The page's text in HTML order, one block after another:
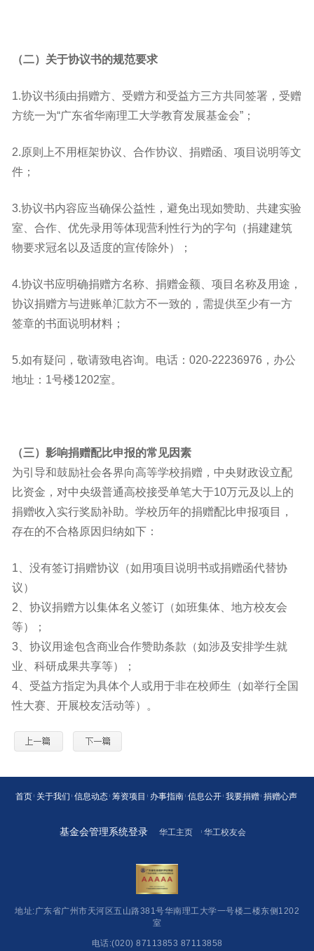
（二）关于协议书的规范要求
1.协议书须由捐赠方、受赠方和受益方三方共同签署， 受赠
方统一为“广东省华南理工大学教育发展基金会”；
2.原则上不用框架协议、合作协议、捐赠函、项目说明等文
件；
3.协议书内容应当确保公益性， 避免出现如赞助、共建实验
室、合作、优先录用等体现营利性行为的字句（捐建建筑
物要求冠名以及适度的宣传除外）；
4.协议书应明确捐赠方名称、捐赠金额、项目名称及用途，
协议捐赠方与进账单汇款方不一致的，需提供至少有一方
签章的书面说明材料；
5.如有疑问，敬请致电咨询。电话：020-22236976，办公
地址：1号楼1202室。
（三）影响捐赠配比申报的常见因素
为引导和鼓励社会各界向高等学校捐赠，中央财政设立配
比资金，对中央级普通高校接受单笔大于10万元及以上的
捐赠收入实行奖励补助。学校历年的捐赠配比申报项目，
存在的不合格原因归纳如下：
1、 没有签订捐赠协议 （如用项目说明书或捐赠函代替协
议）
2、 协议捐赠方以集体名义签订（如班集体、地方校友会
等）；
3、 协议用途包含商业合作赞助条款 （如涉及安排学生就
业、科研成果共享等）；
4、 受益方指定为具体个人或用于非在校师生 （如举行全国
性大赛、开展校友活动等）。
首页 关于我们 信息动态 筹资项目 办事指南 信息公开 我要捐赠 捐赠心声
基金会管理系统登录 华工主页 华工校友会
地址:广东省广州市天河区五山路381号华南理工大学一号楼二楼东侧1202
室
电话:(020) 87113853 87113858